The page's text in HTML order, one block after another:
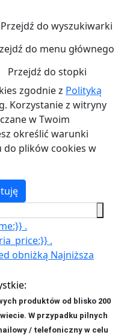
Przejdź do wyszukiwarki
do menu głównego
Przejdź do stopki
zgodnie z Polityką
Korzystanie z witryny
w Twoim
określić warunki
do plików cookies w
.
.
obniżką Najniższa
produktów od blisko 200
W przypadku pilnych
/ telefoniczny w celu